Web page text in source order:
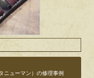
ニューマン）の修理事例